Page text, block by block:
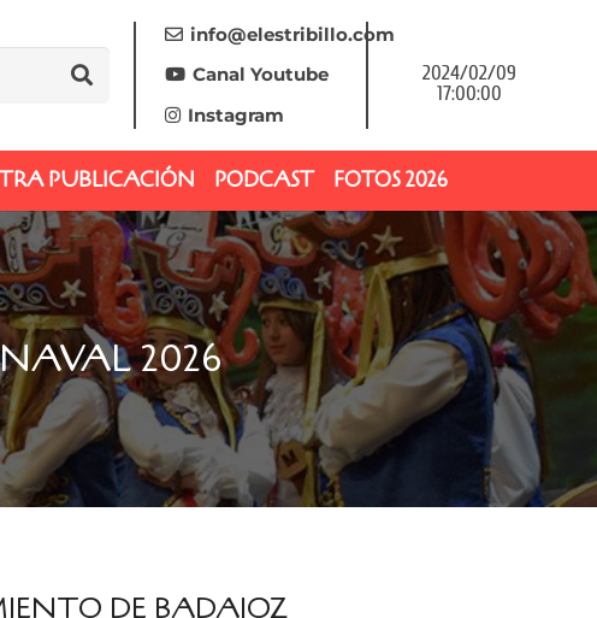
info@elestribillo.com
Canal Youtube
Instagram
2024/02/09
17:00:00
PUBLICACIÓN PODCAST FOTOS 2026
2026
DE BADAJOZ